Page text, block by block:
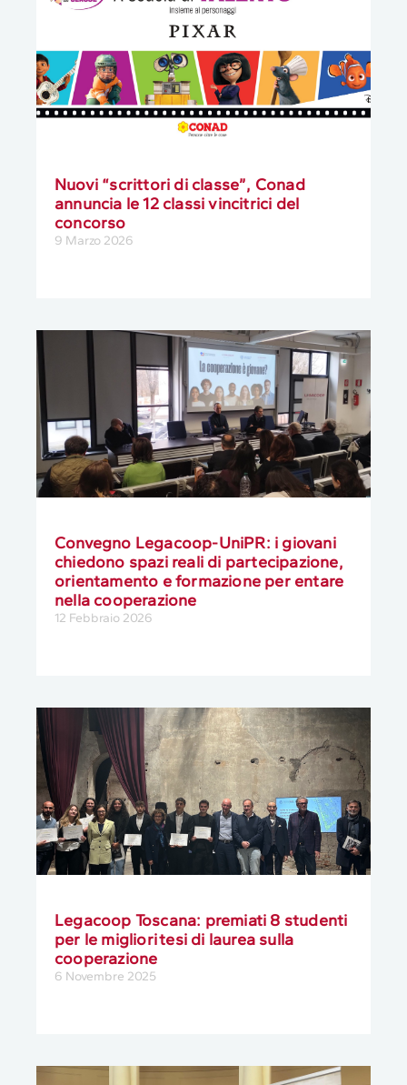
Nuovi “scrittori di classe”, Conad
annuncia le 12 classi vincitrici del
concorso
9 Marzo 2026
Convegno Legacoop-UniPR: i giovani
chiedono spazi reali di partecipazione,
orientamento e formazione per entare
nella cooperazione
12 Febbraio 2026
Legacoop Toscana: premiati 8 studenti
per le migliori tesi di laurea sulla
cooperazione
6 Novembre 2025